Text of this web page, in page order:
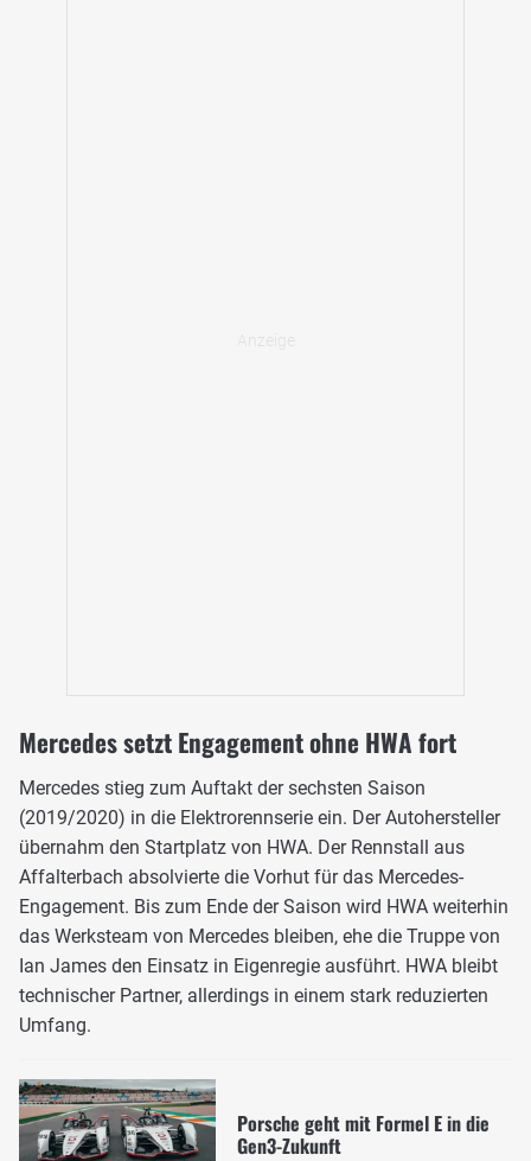
Mercedes setzt Engagement ohne HWA fort
Mercedes stieg zum Auftakt der sechsten Saison
(2019/2020) in die Elektrorennserie ein. Der Autohersteller
übernahm den Startplatz von HWA. Der Rennstall aus
Affalterbach absolvierte die Vorhut für das Mercedes-
Engagement. Bis zum Ende der Saison wird HWA weiterhin
das Werksteam von Mercedes bleiben, ehe die Truppe von
Ian James den Einsatz in Eigenregie ausführt. HWA bleibt
technischer Partner, allerdings in einem stark reduzierten
Umfang.
Porsche geht mit Formel E in die
Gen3-Zukunft